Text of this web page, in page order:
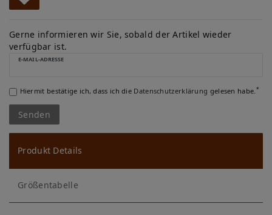
W
u
ns
ch
lis
te
Gerne informieren wir Sie, sobald der Artikel wieder
verfügbar ist.
E-MAIL-ADRESSE
Hiermit bestätige ich, dass ich die Daten­schutz­erklärung gelesen habe.*
Senden
Produkt Details
Größentabelle